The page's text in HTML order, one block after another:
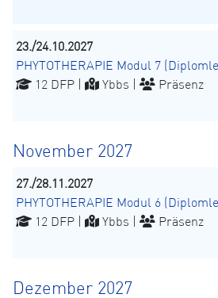
23./24.10.2027
PHYTOTHERAPIE Modul 7
12 DFP |
Ybbs | Präsenz
November 2027
27./28.11.2027
PHYTOTHERAPIE Modul 6
12 DFP |
Ybbs | Präsenz
Dezember 2027